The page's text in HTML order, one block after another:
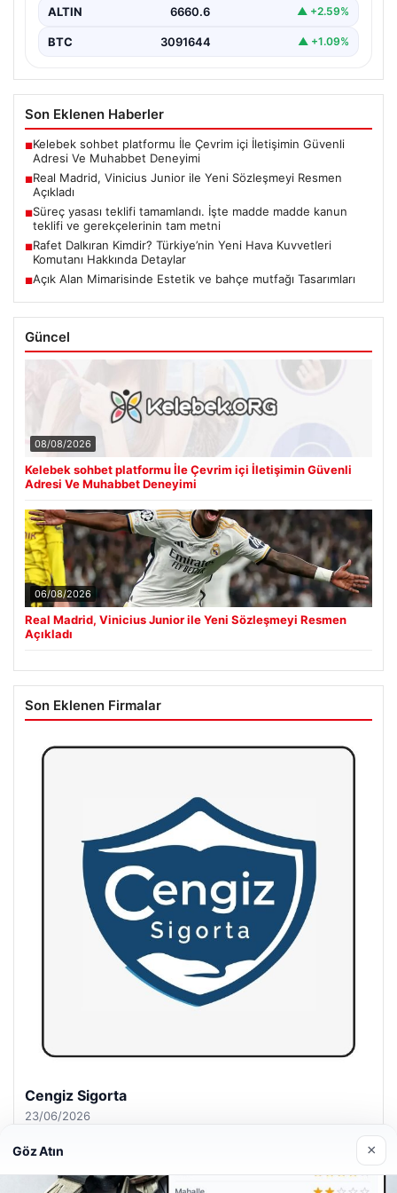
ALTIN 6660.6 ▲ +2.59%
BTC 3091644 ▲ +1.09%
Son Eklenen Haberler
■Kelebek sohbet platformu İle Çevrim içi İletişimin Güvenli
Adresi Ve Muhabbet Deneyimi
■Real Madrid, Vinicius Junior ile Yeni Sözleşmeyi Resmen
Açıkladı
■Süreç yasası teklifi tamamlandı. İşte madde madde kanun
teklifi ve gerekçelerinin tam metni
■Rafet Dalkıran Kimdir? Türkiye’nin Yeni Hava Kuvvetleri
Komutanı Hakkında Detaylar
■Açık Alan Mimarisinde Estetik ve bahçe mutfağı Tasarımları
Güncel
08/08/2026
Kelebek sohbet platformu İle Çevrim içi İletişimin Güvenli
Adresi Ve Muhabbet Deneyimi
06/08/2026
Real Madrid, Vinicius Junior ile Yeni Sözleşmeyi Resmen
Açıkladı
Son Eklenen Firmalar
Hastaş Beton
26/05/2026
Göz Atın ×